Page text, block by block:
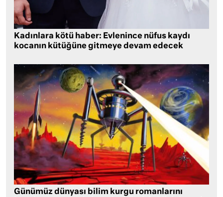
Kadınlara kötü haber: Evlenince nüfus kaydı
kocanın kütüğüne gitmeye devam edecek
Günümüz dünyası bilim kurgu romanlarını